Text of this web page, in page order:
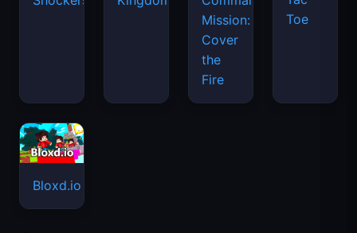
Mission:
Cover
the
Fire
Toe
Bloxd.io